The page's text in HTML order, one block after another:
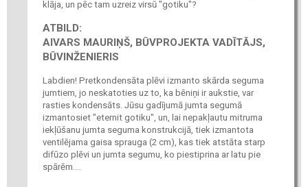
klāja, un pēc tam uzreiz virsū "gotiku"?
ATBILD:
AIVARS MAURIŅŠ, BŪVPROJEKTA VADĪTĀJS,
BŪVINŽENIERIS
Labdien! Pretkondensāta plēvi izmanto skārda seguma
jumtiem, jo neskatoties uz to, ka bēniņi ir aukstie, var
rasties kondensāts. Jūsu gadījumā jumta segumā
izmantosiet "eternit gotiku", un, lai nepakļautu mitruma
iekļūšanu jumta seguma konstrukcijā, tiek izmantota
ventilējama gaisa sprauga (2 cm), kas tiek atstāta starp
difūzo plēvi un jumta segumu, ko piestiprina ar latu pie
spārēm....